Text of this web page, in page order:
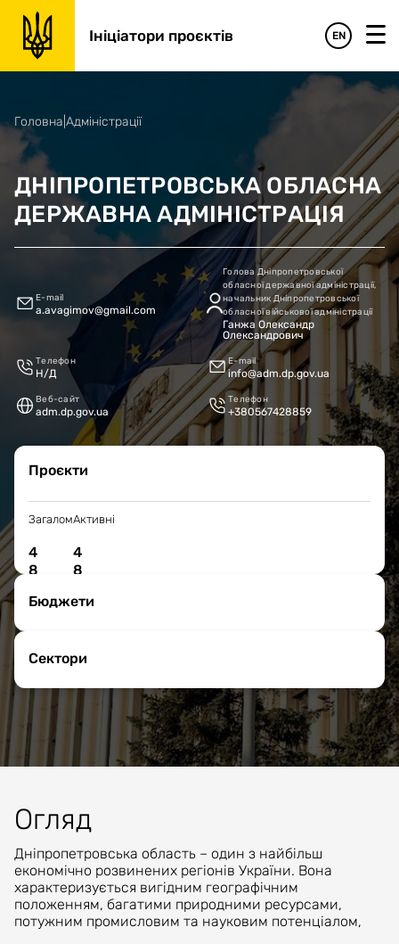
Ініціатори проєктів EN
Головна Адміністрації
ДНІПРОПЕТРОВСЬКА ОБЛАСНА
ДЕРЖАВНА АДМІНІСТРАЦІЯ
E-mail
a.avagimov@gmail.com
Голова Дніпропетровської
обласної державної адміністрації,
начальник Дніпропетровської
обласної військової адміністрації
Ганжа Олександр
Олександрович
Телефон
Н/Д
E-mail
info@adm.dp.gov.ua
Веб-сайт
adm.dp.gov.ua
Телефон
+380567428859
Проєкти
Загалом
4
8
Активні
4
8
Бюджети
Сектори
Огляд
Дніпропетровська область – один з найбільш
економічно розвинених регіонів України. Вона
характеризується вигідним географічним
положенням, багатими природними ресурсами,
потужним промисловим та науковим потенціалом,